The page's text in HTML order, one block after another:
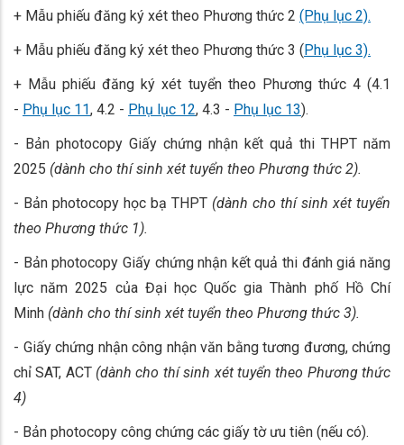
+ Mẫu phiếu đăng ký xét theo Phương thức 2 (Phụ lục 2).
+ Mẫu phiếu đăng ký xét theo Phương thức 3 (Phụ lục 3).
+ Mẫu phiếu đăng ký xét tuyển theo Phương thức 4 (4.1
- Phụ lục 11, 4.2 - Phụ lục 12, 4.3 - Phụ lục 13).
- Bản photocopy Giấy chứng nhận kết quả thi THPT năm
2025 (dành cho thí sinh xét tuyển theo Phương thức 2).
- Bản photocopy học bạ THPT (dành cho thí sinh xét tuyển
theo Phương thức 1).
- Bản photocopy Giấy chứng nhận kết quả thi đánh giá năng
lực năm 2025 của Đại học Quốc gia Thành phố Hồ Chí
Minh (dành cho thí sinh xét tuyển theo Phương thức 3).
- Giấy chứng nhận công nhận văn bằng tương đương, chứng
chỉ SAT, ACT (dành cho thí sinh xét tuyển theo Phương thức
4)
- Bản photocopy công chứng các giấy tờ ưu tiên (nếu có).